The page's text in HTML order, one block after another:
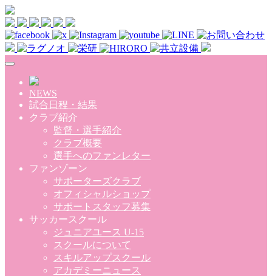
Skip to main content
NEWS
試合日程・結果
クラブ紹介
監督・選手紹介
クラブ概要
選手へのファンレター
ファンゾーン
サポーターズクラブ
オフィシャルショップ
サポートスタッフ募集
サッカースクール
ジュニアユース U-15
スクールについて
スキルアップスクール
アカデミーニュース